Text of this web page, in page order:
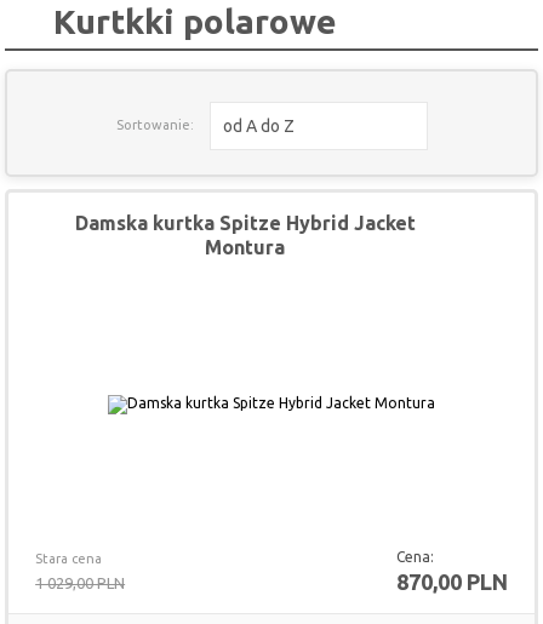
Kurtkki polarowe
Sortowanie: od A do Z
Stara cena
1 029,00 PLN
Cena:
870,00 PLN
Damska kurtka Spitze Hybrid Jacket
Montura